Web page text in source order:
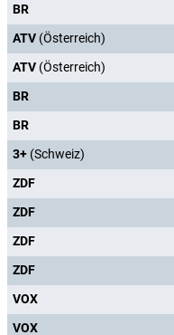
BR
ATV (Österreich)
ATV (Österreich)
BR
BR
3+ (Schweiz)
ZDF
ZDF
ZDF
ZDF
VOX
VOX